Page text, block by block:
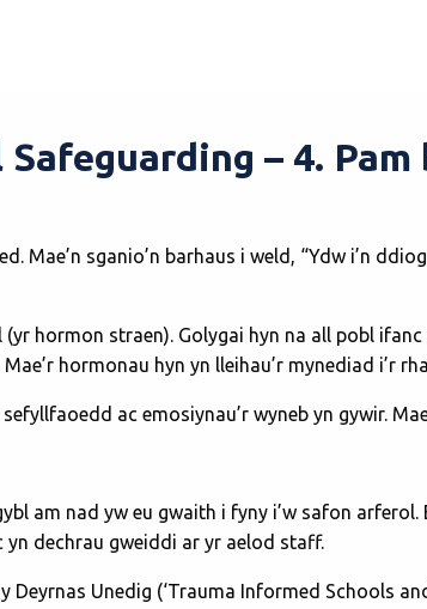
– 4.
Mae’n sganio’n barhaus i weld, “Ydw i’n
hormon straen). Golygai hyn na all pobl
hormonau hyn yn lleihau’r mynediad i’r
ac emosiynau’r wyneb yn gywir.
am nad yw eu gwaith i fyny i’w safon
dechrau gweiddi ar yr aelod staff.
Deyrnas Unedig (‘Trauma Informed Schools